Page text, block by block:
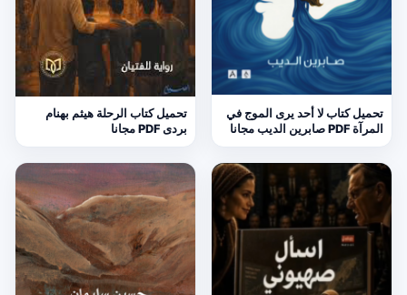
تحميل كتاب لا أحد يرى الموج في
المرآة PDF صابرين الديب مجانا
تحميل كتاب الرحلة هيثم بهنام
بردى PDF مجانا